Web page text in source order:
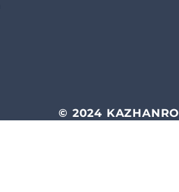
© 2024